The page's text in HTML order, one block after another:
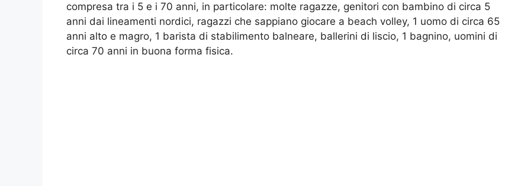
compresa tra i 5 e i 70 anni, in particolare: molte ragazze, genitori con bambino di circa 5
anni dai lineamenti nordici, ragazzi che sappiano giocare a beach volley, 1 uomo di circa 65
anni alto e magro, 1 barista di stabilimento balneare, ballerini di liscio, 1 bagnino, uomini di
circa 70 anni in buona forma fisica.